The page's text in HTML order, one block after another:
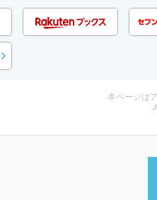
本ページは